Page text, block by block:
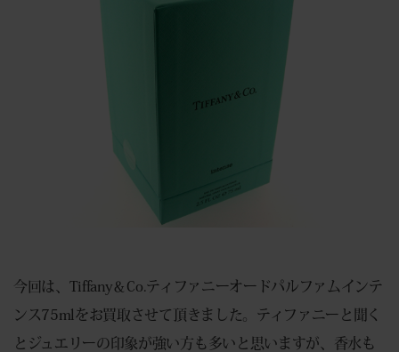
今回は、Tiffany＆Co.ティファニーオードパルファムインテ
ンス75mlをお買取させて頂きました。ティファニーと聞く
とジュエリーの印象が強い方も多いと思いますが、香水も